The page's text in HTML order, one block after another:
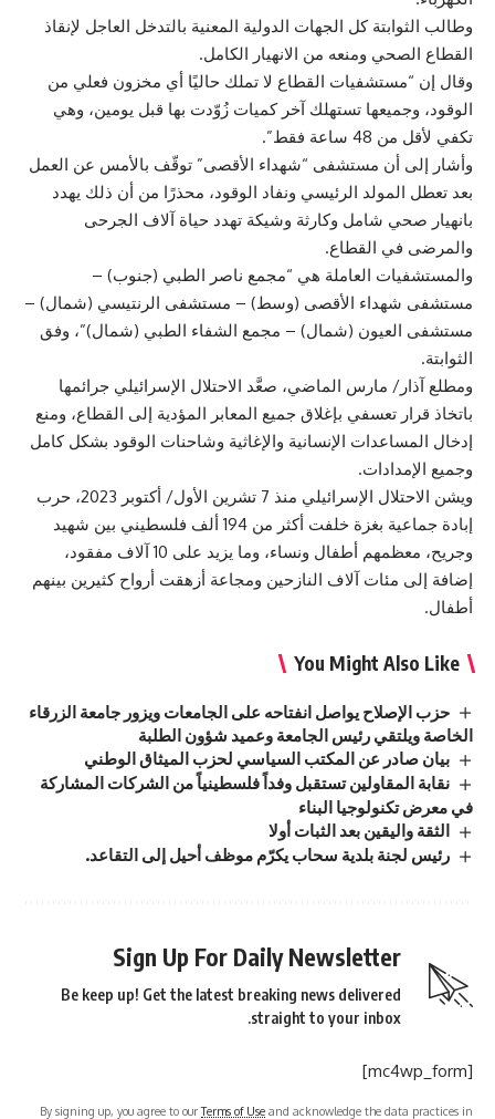
وطالب الثوابتة كل الجهات الدولية المعنية بالتدخل العاجل لإنقاذ
القطاع الصحي ومنعه من الانهيار الكامل.
وقال إن “مستشفيات القطاع لا تملك حاليًا أي مخزون فعلي من
الوقود، وجميعها تستهلك آخر كميات زُوّدت بها قبل يومين، وهي
تكفي لأقل من 48 ساعة فقط”.
وأشار إلى أن مستشفى “شهداء الأقصى” توقّف بالأمس عن العمل
بعد تعطل المولد الرئيسي ونفاد الوقود، محذرًا من أن ذلك يهدد
بانهيار صحي شامل وكارثة وشيكة تهدد حياة آلاف الجرحى
والمرضى في القطاع.
والمستشفيات العاملة هي “مجمع ناصر الطبي (جنوب) –
مستشفى شهداء الأقصى (وسط) – مستشفى الرنتيسي (شمال) –
مستشفى العيون (شمال) – مجمع الشفاء الطبي (شمال)”، وفق
الثوابتة.
ومطلع آذار/ مارس الماضي، صعَّد الاحتلال الإسرائيلي جرائمها
باتخاذ قرار تعسفي بإغلاق جميع المعابر المؤدية إلى القطاع، ومنع
إدخال المساعدات الإنسانية والإغاثية وشاحنات الوقود بشكل كامل
وجميع الإمدادات.
ويشن الاحتلال الإسرائيلي منذ 7 تشرين الأول/ أكتوبر 2023، حرب
إبادة جماعية بغزة خلفت أكثر من 194 ألف فلسطيني بين شهيد
وجريح، معظمهم أطفال ونساء، وما يزيد على 10 آلاف مفقود،
إضافة إلى مئات آلاف النازحين ومجاعة أزهقت أرواح كثيرين بينهم
أطفال.
You Might Also Like
حزب الإصلاح يواصل انفتاحه على الجامعات ويزور جامعة الزرقاء
الخاصة ويلتقي رئيس الجامعة وعميد شؤون الطلبة
بيان صادر عن المكتب السياسي لحزب الميثاق الوطني
نقابة المقاولين تستقبل وفداً فلسطينياً من الشركات المشاركة
في معرض تكنولوجيا البناء
الثقة واليقين بعد الثبات أولا
رئيس لجنة بلدية سحاب يكرّم موظف أحيل إلى التقاعد.
Sign Up For Daily Newsletter
Be keep up! Get the latest breaking news delivered
straight to your inbox.
[mc4wp_form]
By signing up, you agree to ourTerms of Use and acknowledge the data practices in